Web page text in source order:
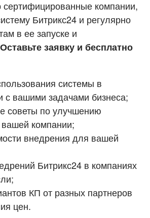
ВХОД
ВХОД
видеокейсы
компании,
Битрикс24 и регулярно
в ее запуске и
Оставьте заявку и бесплатно
системы в
с вашими задачами бизнеса;
советы по улучшению
компании;
внедрения для вашей
Битрикс24 в компаниях
КП от разных партнеров
цен.